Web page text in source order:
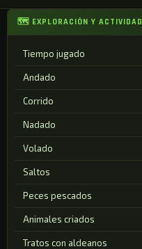
🗺 EXPLORACIÓN Y ACTIVIDAD
Tiempo jugado
Andado
Corrido
Nadado
Volado
Saltos
Peces pescados
Animales criados
Tratos con aldeanos